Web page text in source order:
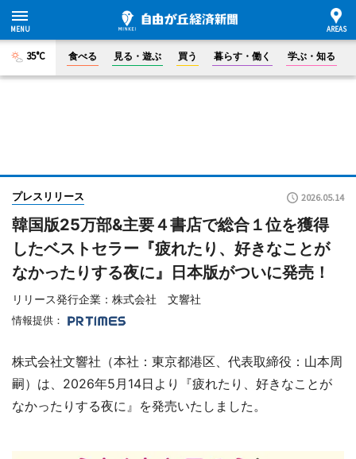
35°C 食べる 見る・遊ぶ 買う 暮らす・働く 学ぶ・知る
プレスリリース 2026.05.14
韓国版25万部&主要４書店で総合１位を獲得
したベストセラー『疲れたり、好きなことが
なかったりする夜に』日本版がついに発売！
リリース発行企業：株式会社 文響社
情報提供：
株式会社文響社（本社：東京都港区、代表取締役：山本周
嗣）は、2026年5月14日より『疲れたり、好きなことが
なかったりする夜に』を発売いたしました。